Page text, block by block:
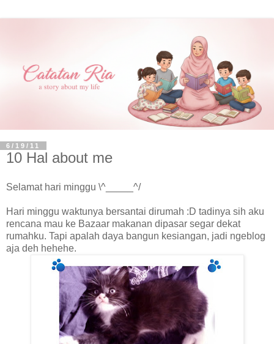
6/19/11
10 Hal about me
Selamat hari minggu \^_____^/
Hari minggu waktunya bersantai dirumah :D tadinya sih aku
rencana mau ke Bazaar makanan dipasar segar dekat
rumahku. Tapi apalah daya bangun kesiangan, jadi ngeblog
aja deh hehehe.